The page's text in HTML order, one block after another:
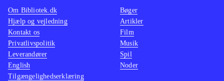
Om Bibliotek.dk
Hjælp og vejledning
Kontakt os
Privatlivspolitik
Leverandører
English
Tilgængelighedserklæring
Bøger
Artikler
Film
Musik
Spil
Noder